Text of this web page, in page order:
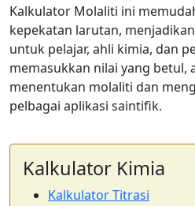
Kalkulator Molaliti ini
kepekatan larutan,
untuk pelajar, ahli kimia, dan
memasukkan nilai yang betul,
menentukan molaliti dan
pelbagai aplikasi saintifik.
Kalkulator Kimia
Kalkulator Titrasi